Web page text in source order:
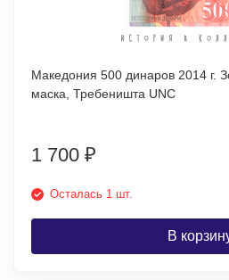
Македония 500 динаров 2014 г.
маска, Требеништа UNC
1 700 ₽
Осталась 1 шт.
В